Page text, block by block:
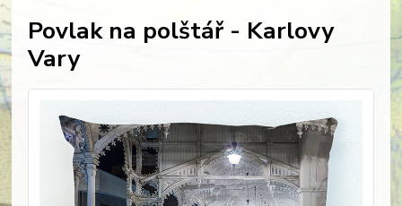
Povlak na polštář - Karlovy
Vary